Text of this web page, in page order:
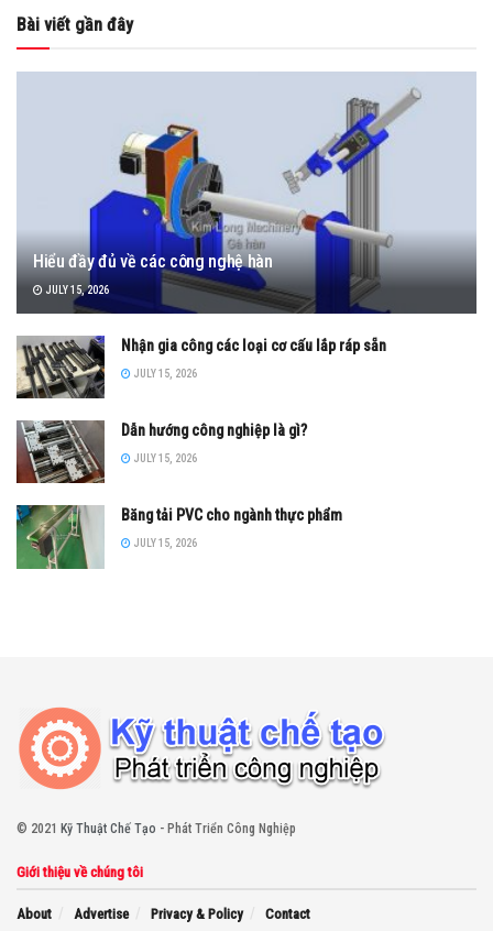
Bài viết gần đây
Hiểu đầy đủ về các công nghệ hàn
JULY 15, 2026
Nhận gia công các loại cơ cấu lắp ráp sẵn
JULY 15, 2026
Dẫn hướng công nghiệp là gì?
JULY 15, 2026
Băng tải PVC cho ngành thực phẩm
JULY 15, 2026
© 2021 Kỹ Thuật Chế Tạo - Phát Triển Công Nghiệp
Giới thiệu về chúng tôi
About Advertise Privacy & Policy Contact